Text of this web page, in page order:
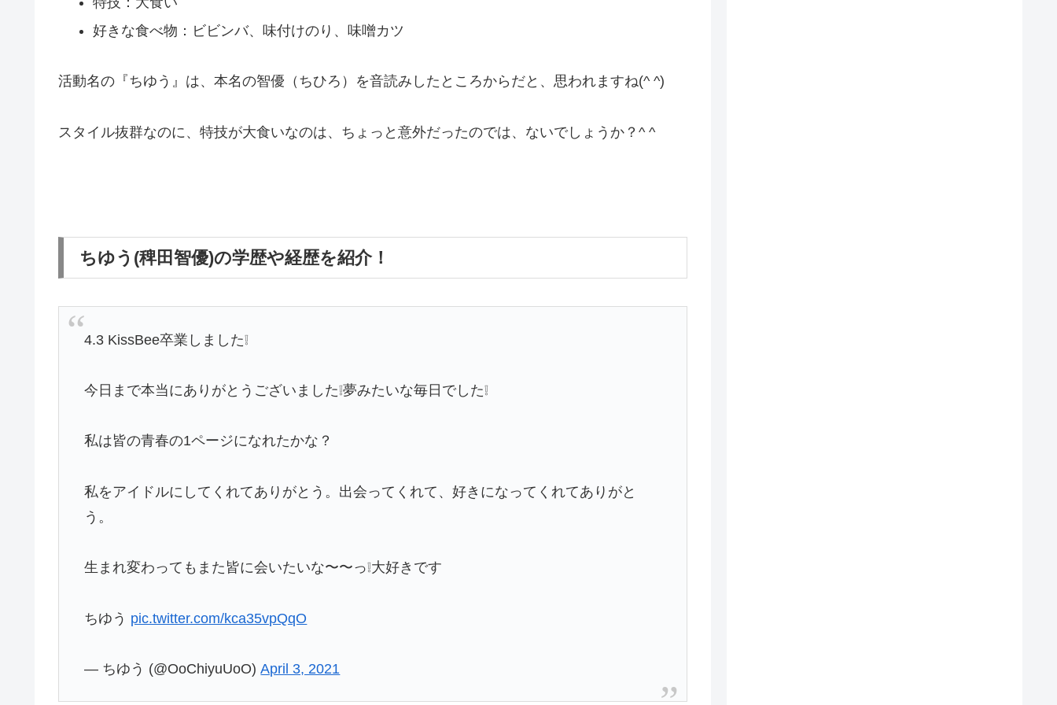
好きな食べ物：ビビンバ、味付けのり、味噌カツ
活動名の『ちゆう』は、本名の智優（ちひろ）を音読みしたところからだと、思われますね(^ ^)
スタイル抜群なのに、特技が大食いなのは、ちょっと意外だったのでは、ないでしょうか？^ ^
ちゆう(稗田智優)の学歴や経歴を紹介！
4.3 KissBee卒業しました❕
今日まで本当にありがとうございました❕夢みたいな毎日でした❕
私は皆の青春の1ページになれたかな？
私をアイドルにしてくれてありがとう。出会ってくれて、好きになってくれてありがと
う。
生まれ変わってもまた皆に会いたいな〜〜っ❕大好きです
ちゆう pic.twitter.com/kca35vpQqO
— ちゆう (@OoChiyuUoO)April 3, 2021